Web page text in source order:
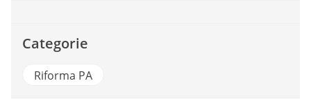
Categorie
Riforma PA